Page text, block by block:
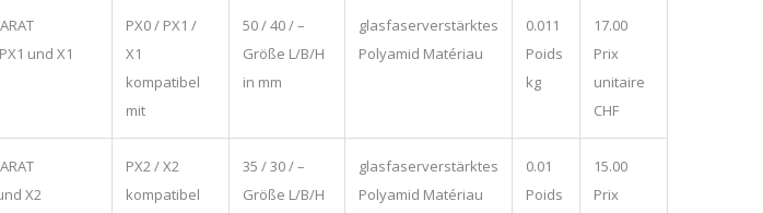
und X1
PX0 / PX1 /
X1
kompatibel
mit
50 / 40 / –
Größe L/B/H
in mm
glasfaserverstärktes
Polyamid Matériau
0.011
Poids
kg
17.00
Prix
unitaire
CHF
X2
PX2 / X2
kompatibel
35 / 30 / –
Größe L/B/H
glasfaserverstärktes
Polyamid Matériau
0.01
Poids
15.00
Prix